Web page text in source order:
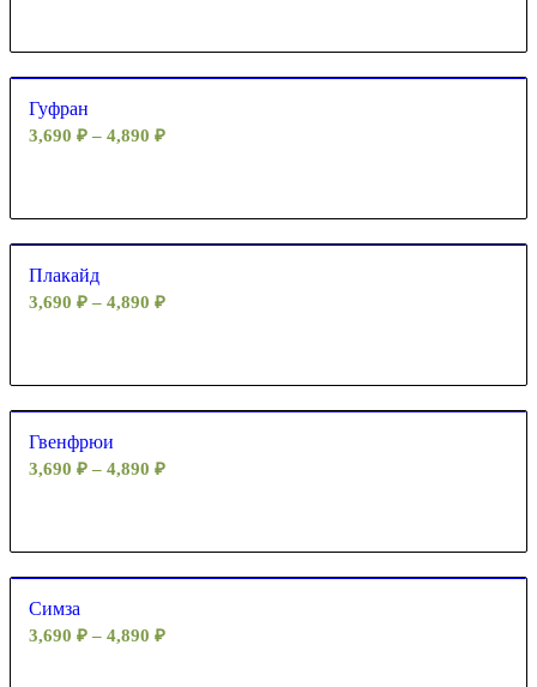
Гуфран
3,690 ₽ – 4,890 ₽
Плакайд
3,690 ₽ – 4,890 ₽
Гвенфрюи
3,690 ₽ – 4,890 ₽
Симза
3,690 ₽ – 4,890 ₽